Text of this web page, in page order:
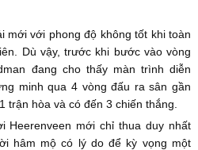
mới với phong độ không tốt khi toàn
Dù vậy, trước khi bước vào vòng
đang cho thấy màn trình diễn
minh qua 4 vòng đấu ra sân gần
trận hòa và có đến 3 chiến thắng.
Heerenveen mới chỉ thua duy nhất
hâm mộ có lý do để kỳ vọng một